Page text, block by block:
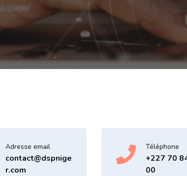
Adresse email
contact@dspnige
r.com
Téléphone
+227 70
00